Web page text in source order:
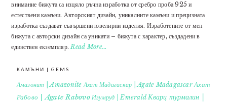
внимание бижута са изцяло ръчна изработка от сребро проба 925 и
естествени камъни. Авторският дизайн, уникалните камъни и прецизната
изработка създават съвършени ювелирни изделия. Изработените от мен
бижута с авторски дизайн са уникати – бижута с характер, създадени в
единствен екземпляр.Read More…
КАМЪНИ | GEMS
Амазонит | Amazonite Ахат Мадагаскар | Agate Madagascar Ахат
Рабово | Agate Rabovo Изумруд | Emerald Кварц турмалин |